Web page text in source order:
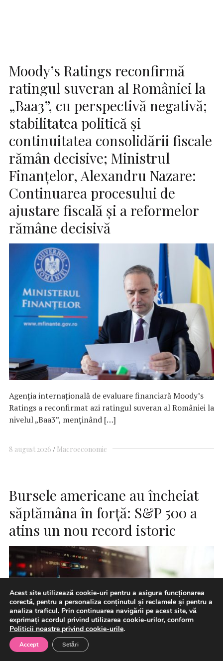
Moody’s Ratings reconfirmă
ratingul suveran al României la
„Baa3”, cu perspectivă negativă;
stabilitatea politică și
continuitatea consolidării fiscale
rămân decisive; Ministrul
Finanțelor, Alexandru Nazare:
Continuarea procesului de
ajustare fiscală și a reformelor
rămâne decisivă
Agenția internațională de evaluare financiară Moody’s
Ratings a reconfirmat azi ratingul suveran al României la
nivelul „Baa3”, menținând […]
8 august 2026 Macroeconomie
Bursele americane au încheiat
săptămâna în forță: S&P 500 a
atins un nou record istoric
Acest site utilizează cookie-uri pentru a asigura funcționarea
corectă, pentru a personaliza conținutul și reclamele și pentru a
analiza traficul. Prin continuarea navigării pe acest site, vă
exprimați acordul privind utilizarea cookie-urilor, conform
Politicii noastre privind cookie-urile.
Accept Setări